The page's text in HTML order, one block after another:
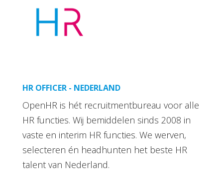
HR OFFICER - NEDERLAND
OpenHR is hét recruitmentbureau voor alle
HR functies. Wij bemiddelen sinds 2008 in
vaste en interim HR functies. We werven,
selecteren én headhunten het beste HR
talent van Nederland.